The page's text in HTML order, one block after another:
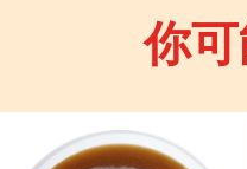
你